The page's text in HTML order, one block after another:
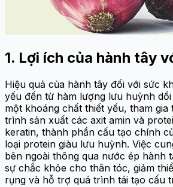
1. Lợi ích của hành tây
Hiệu quả của hành tây đối với sức
yếu đến từ hàm lượng lưu huỳnh
một khoáng chất thiết yếu, tham gia
trình sản xuất các axit amin và
keratin, thành phần cấu tạo chính
loại protein giàu lưu huỳnh. Việc
bên ngoài thông qua nước ép hành
sự chắc khỏe cho thân tóc, giảm
rụng và hỗ trợ quá trình tái tạo cấu